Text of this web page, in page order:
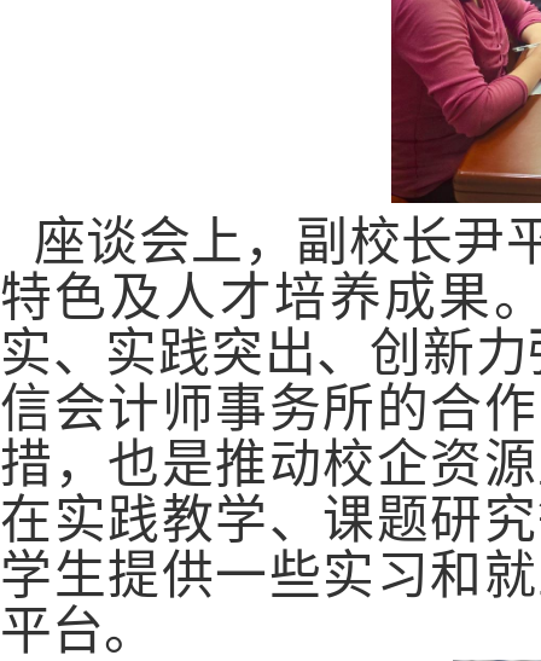
座谈会上， 副校长尹
特色及人才培养成果
实、实践突出、创新
信会计师事务所的合
措，也是推动校企资
在实践教学、课题研
学生提供一些实习和
平台。